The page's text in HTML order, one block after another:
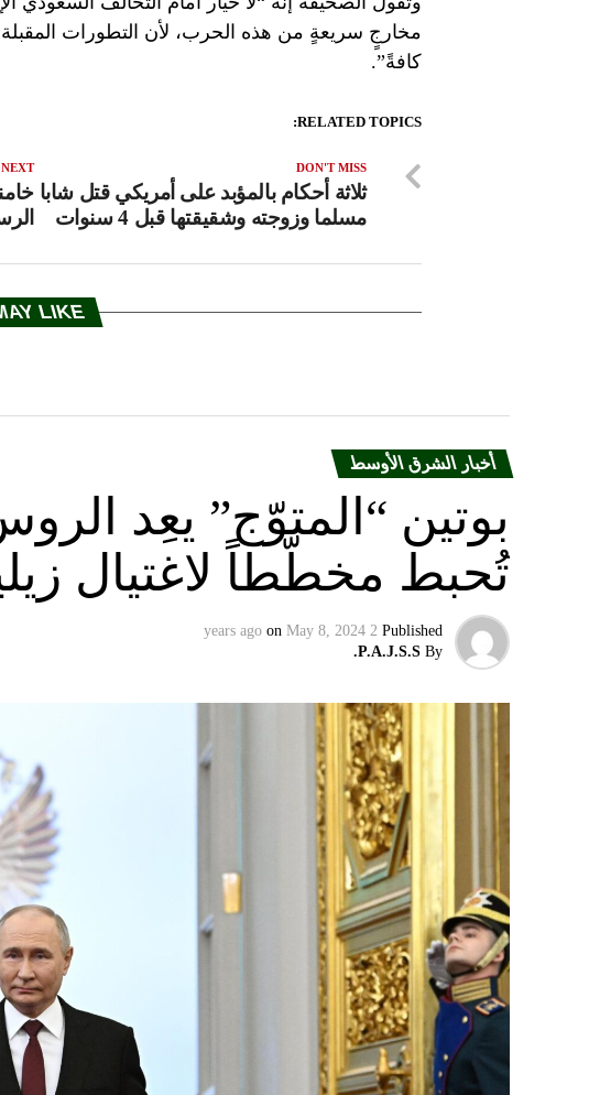
مخارجٍ سريعةٍ من هذه الحرب، لأن التطورات
كافةً”.
RELATED TOPICS:
NEXT DON'T MISS
ثلاثة أحكام بالمؤبد على أمريكي قتل شابا
مسلما وزوجته وشقيقتها قبل 4 سنوات
LIKE
أخبار الشرق الأوسط
بوتين “المتوّج” يعِد
تُحبط مخطّطاً لاغتيال
Published
2 years ago
on May 8, 2024
By
P.A.J.S.S.